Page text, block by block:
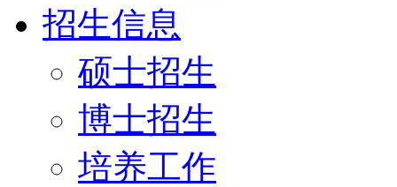
招生信息
硕士招生
博士招生
培养工作